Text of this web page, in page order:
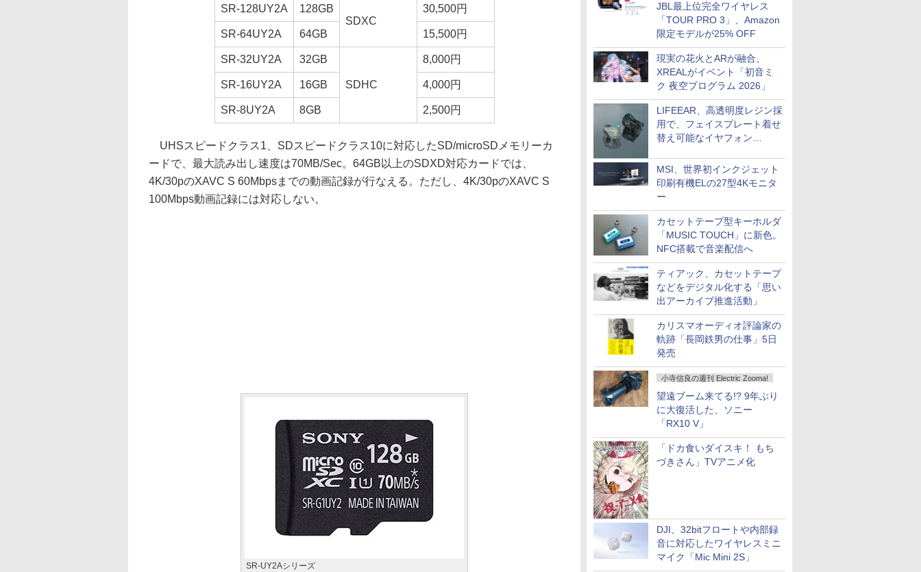
JBL最上位完全ワイヤレス
「TOUR PRO 3」、Amazon
限定モデルが25% OFF
現実の花火とARが融合、
XREALがイベント「初音ミ
ク 夜空プログラム 2026」
LIFEEAR、高透明度レジン採
用で、フェイスプレート着せ
替え可能なイヤフォン
MSI、世界初インクジェット
印刷有機ELの27型4Kモニタ
ー
カセットテープ型キーホルダ
「MUSIC TOUCH」に新色。
NFC搭載で音楽配信へ
ティアック、カセットテープ
などをデジタル化する「思い
出アーカイブ推進活動」
カリスマオーディオ評論家の
軌跡「長岡鉄男の仕事」5日
発売
小寺信良の週刊 Electric Zooma!
望遠ブーム来てる!? 9年ぶり
に大復活した、ソニー
「RX10 V」
「ドカ食いダイスキ！ もち
づきさん」TVアニメ化
DJI、32bitフロートや内部録
音に対応したワイヤレスミニ
マイク「Mic Mini 2S」
SR-128UY2A
128GB
SDXC
30,500円
SR-64UY2A 64GB 15,500円
SR-32UY2A 32GB
SDHC
8,000円
SR-16UY2A 16GB 4,000円
SR-8UY2A 8GB 2,500円
UHSスピードクラス1、SDスピードクラス10に対応したSD/microSDメモリーカ
ードで、最大読み出し速度は70MB/Sec。64GB以上のSDXD対応カードでは、
4K/30pのXAVC S 60Mbpsまでの動画記録が行なえる。ただし、4K/30pのXAVC S
100Mbps動画記録には対応しない。
SR-UY2Aシリーズ